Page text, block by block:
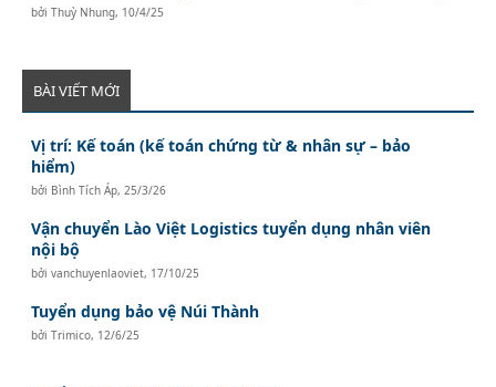
bởiThuỳ Nhung, 10/4/25
BÀI VIẾT MỚI
Vị trí: Kế toán (kế toán chứng từ & nhân sự – bảo
hiểm)
bởi Bình Tích Áp, 25/3/26
Vận chuyển Lào Việt Logistics tuyển dụng nhân viên
nội bộ
bởivanchuyenlaoviet, 17/10/25
Tuyển dụng bảo vệ Núi Thành
bởiTrimico, 12/6/25